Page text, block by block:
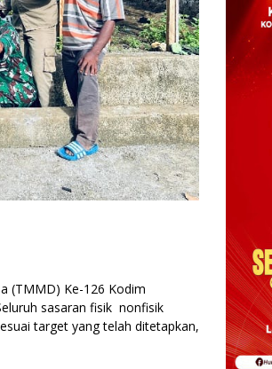
(TMMD) Ke-126 Kodim
sasaran fisik nonfisik
target yang telah ditetapkan,